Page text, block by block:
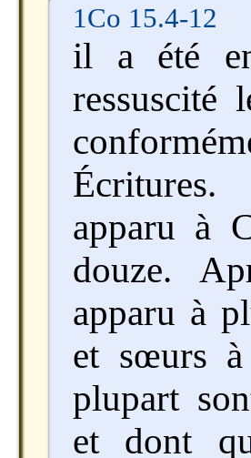
1Co 15.4-12
il a été
ressuscité
apparu à
douze.
apparu à
et sœurs
plupart
et dont